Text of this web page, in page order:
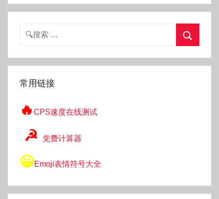
搜
索
常用链接
🔥 CPS速度在线测试
☭ 党费计算器
😀Emoji表情符号大全